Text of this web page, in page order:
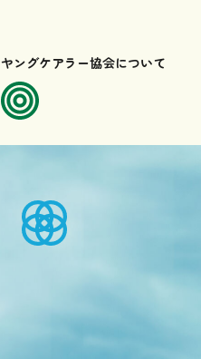
ヤングケアラー協会について